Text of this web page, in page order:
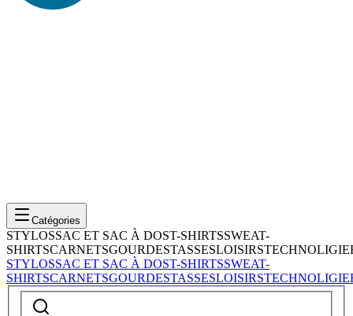
Catégories
STYLOSSAC ET SAC À DOST-SHIRTSSWEAT-
SHIRTSCARNETSGOURDESTASSESLOISIRSTECHNOLIGIE
STYLOSSAC ET SAC À DOST-SHIRTSSWEAT-
SHIRTSCARNETSGOURDESTASSESLOISIRSTECHNOLIGIE